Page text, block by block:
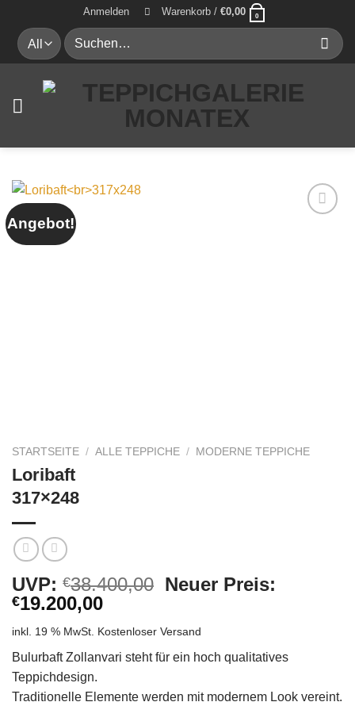
Inhalt
springen
Anmelden Warenkorb / €0,00 0
Suche
nach:
Angebot!
STARTSEITE / ALLE TEPPICHE / MODERNE TEPPICHE
Loribaft
317×248
UVP: €38.400,00 Ursprünglicher
€38.400,00
Neuer Preis:
€19.200,00Aktueller
ist:
€19.200,00.
inkl. 19 % MwSt. Kostenloser Versand
Bulurbaft Zollanvari steht für ein hoch qualitatives
Teppichdesign.
Traditionelle Elemente werden mit modernem Look vereint.